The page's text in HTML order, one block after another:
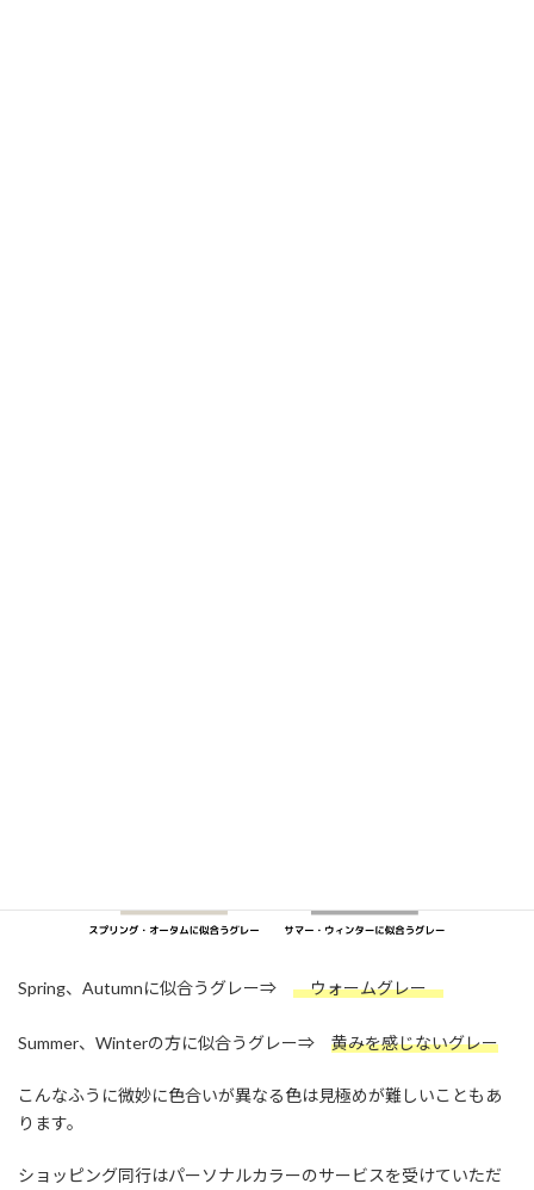
Spring、Autumnに似合うグレー⇒ ウォームグレー
Summer、Winterの方に似合うグレー⇒ 黄みを感じないグレー
こんなふうに微妙に色合いが異なる色は見極めが難しいこともあ
ります。
ショッピング同行はパーソナルカラーのサービスを受けていただ